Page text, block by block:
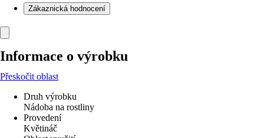
Zákaznická hodnocení
Informace o výrobku
Přeskočit oblast
Druh výrobku
Nádoba na rostliny
Provedení
Květináč